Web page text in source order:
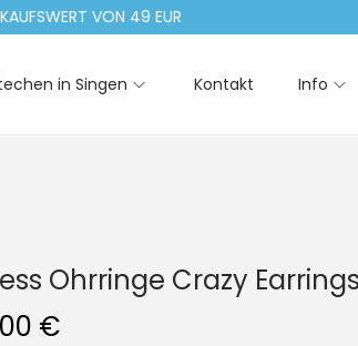
VON 49 EUR
in Singen Kontakt Info
Ohrringe Crazy
€